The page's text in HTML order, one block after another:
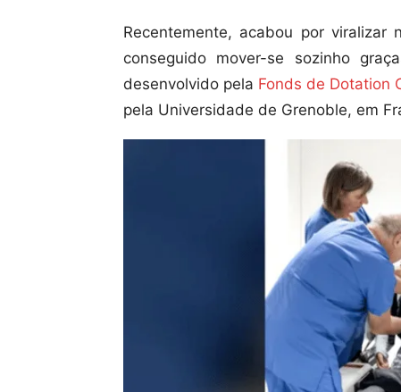
Recentemente, acabou por
conseguido mover-se sozinho
desenvolvido pela Fonds de Dotation
pela Universidade de Grenoble, em